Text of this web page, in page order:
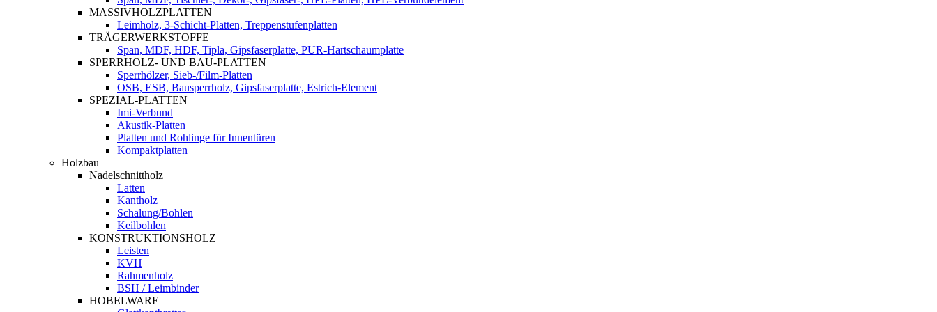
MASSIVHOLZPLATTEN
Leimholz, 3-Schicht-Platten, Treppenstufenplatten
TRÄGERWERKSTOFFE
Span, MDF, HDF, Tipla, Gipsfaserplatte, PUR-Hartschaumplatte
SPERRHOLZ- UND BAU-PLATTEN
Sperrhölzer, Sieb-/Film-Platten
OSB, ESB, Bausperrholz, Gipsfaserplatte, Estrich-Element
SPEZIAL-PLATTEN
Imi-Verbund
Akustik-Platten
Platten und Rohlinge für Innentüren
Kompaktplatten
Holzbau
Nadelschnittholz
Latten
Kantholz
Schalung/Bohlen
Keilbohlen
KONSTRUKTIONSHOLZ
Leisten
KVH
Rahmenholz
BSH / Leimbinder
HOBELWARE